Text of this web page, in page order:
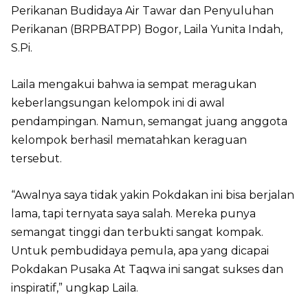
Perikanan Budidaya Air Tawar dan Penyuluhan
Perikanan (BRPBATPP) Bogor, Laila Yunita Indah,
S.Pi.
Laila mengakui bahwa ia sempat meragukan
keberlangsungan kelompok ini di awal
pendampingan. Namun, semangat juang anggota
kelompok berhasil mematahkan keraguan
tersebut.
“Awalnya saya tidak yakin Pokdakan ini bisa berjalan
lama, tapi ternyata saya salah. Mereka punya
semangat tinggi dan terbukti sangat kompak.
Untuk pembudidaya pemula, apa yang dicapai
Pokdakan Pusaka At Taqwa ini sangat sukses dan
inspiratif,” ungkap Laila.